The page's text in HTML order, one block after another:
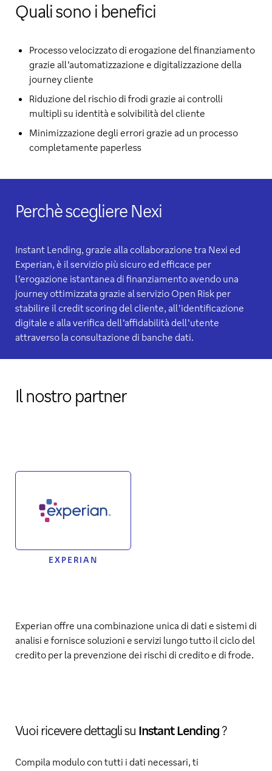
Quali sono i benefici
Processo velocizzato di erogazione del finanziamento
grazie all’automatizzazione e digitalizzazione della
journey cliente
Riduzione del rischio di frodi grazie ai controlli
multipli su identità e solvibilità del cliente
Minimizzazione degli errori grazie ad un processo
completamente paperless
Perchè scegliere Nexi
Instant Lending, grazie alla collaborazione tra Nexi ed
Experian, è il servizio più sicuro ed efficace per
l’erogazione istantanea di finanziamento avendo una
journey ottimizzata grazie al servizio Open Risk per
stabilire il credit scoring del cliente, all’identificazione
digitale e alla verifica dell’affidabilità dell’utente
attraverso la consultazione di banche dati.
Il nostro partner
EXPERIAN
Experian offre una combinazione unica di dati e sistemi di
analisi e fornisce soluzioni e servizi lungo tutto il ciclo del
credito per la prevenzione dei rischi di credito e di frode.
Vuoi ricevere dettagli su Instant Lending?
Compila modulo con tutti i dati necessari, ti